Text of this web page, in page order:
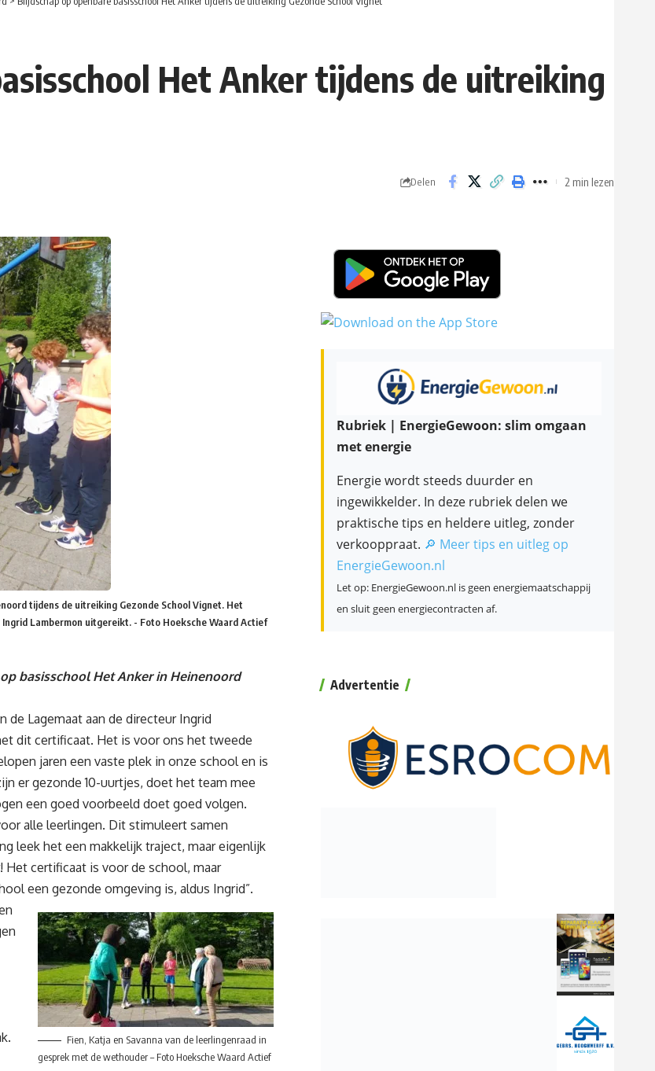
Het Anker tijdens de uitreiking
Delen 2 min lezen
tijdens de uitreiking Gezonde School Vignet. Het
Lambermon uitgereikt. - Foto Hoeksche Waard Actief
basisschool Het Anker in Heinenoord
de Lagemaat aan de directeur Ingrid
dit certificaat. Het is voor ons het tweede
jaren een vaste plek in onze school en is
er gezonde 10-uurtjes, doet het team mee
een goed voorbeeld doet goed volgen.
alle leerlingen. Dit stimuleert samen
leek het een makkelijk traject, maar eigenlijk
certificaat is voor de school, maar
een gezonde omgeving is, aldus Ingrid”.
Fien, Katja en Savanna van de leerlingenraad in
gesprek met de wethouder – Foto Hoeksche Waard Actief
Rubriek | EnergieGewoon: slim omgaan
met energie
Energie wordt steeds duurder en
ingewikkelder. In deze rubriek delen we
praktische tips en heldere uitleg, zonder
verkooppraat. 🔎 Meer tips en uitleg op
EnergieGewoon.nl
Let op: EnergieGewoon.nl is geen energiemaatschappij
en sluit geen energiecontracten af.
Advertentie